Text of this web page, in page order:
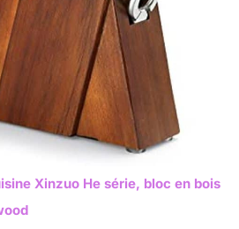
Xinzuo He série, bloc en bois